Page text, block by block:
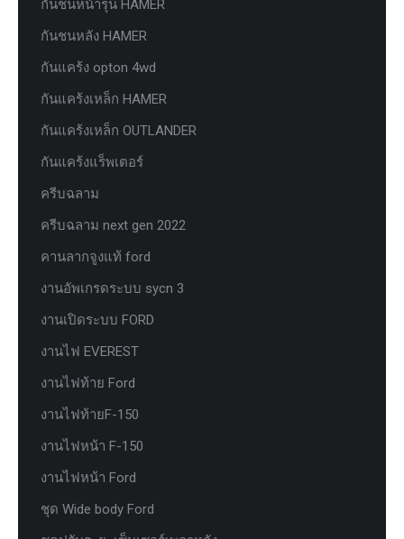
กันชนหน้ารุ่น HAMER
กันชนหลัง HAMER
กันแคร้ง opton 4wd
กันแคร้งเหล็ก HAMER
กันแคร้งเหล็ก OUTLANDER
กันแคร้งแร็พเตอร์
ครีบฉลาม
ครีบฉลาม next gen 2022
คานลากจูงแท้ ford
งานอัพเกรดระบบ sycn 3
งานเปิดระบบ FORD
งานไฟ EVEREST
งานไฟท้าย Ford
งานไฟท้ายF-150
งานไฟหน้า F-150
งานไฟหน้า Ford
ชุด Wide body Ford